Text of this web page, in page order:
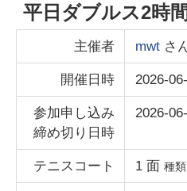
平日ダブルス2時
主催者 mwt さ
開催日時 2026-
参加申し込み
締め切り日時
2026-
テニスコート 1 面種